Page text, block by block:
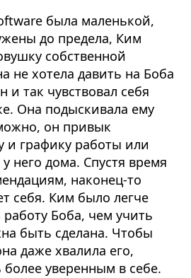
была маленькой,
до предела, Ким
собственной
не хотела давить на Боба
и так чувствовал себя
Она подыскивала ему
он привык
и графику работы или
него дома. Спустя время
наконец-то
себя. Ким было легче
Боба, чем учить
быть сделана. Чтобы
даже хвалила его,
более уверенным в себе.